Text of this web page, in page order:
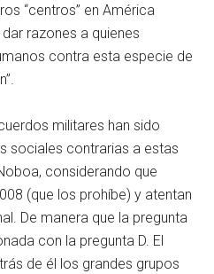
“centros” en América
razones a quienes
contra esta especie de
militares han sido
sociales contrarias a estas
considerando que
(que los prohíbe) y atentan
De manera que la pregunta
con la pregunta D. El
de él los grandes grupos